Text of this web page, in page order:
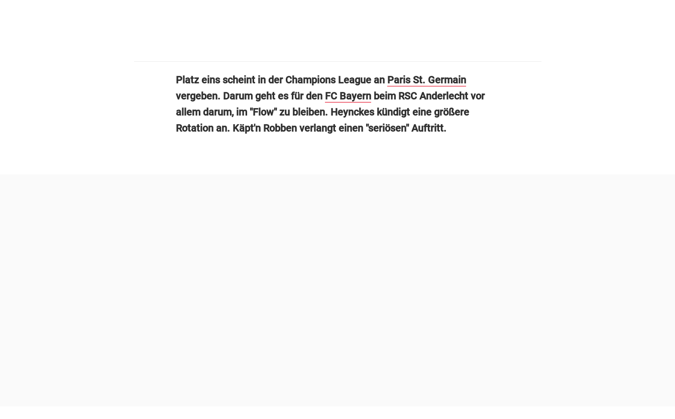
Platz eins scheint in der Champions League an Paris St. Germain
vergeben. Darum geht es für den FC Bayernbeim RSC Anderlecht vor
allem darum, im "Flow" zu bleiben. Heynckes kündigt eine größere
Rotation an. Käpt'n Robben verlangt einen "seriösen" Auftritt.